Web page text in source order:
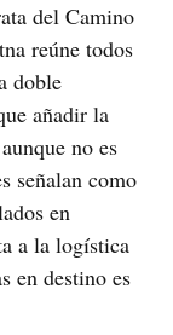
del Camino
reúne todos
doble
añadir la
no es
señalan como
en
a la logística
en destino es